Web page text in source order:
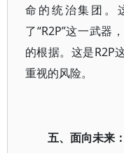
命的统治集团。
了“R2P”这一武器
的根据。这是R2P
重视的风险。
五、面向未来